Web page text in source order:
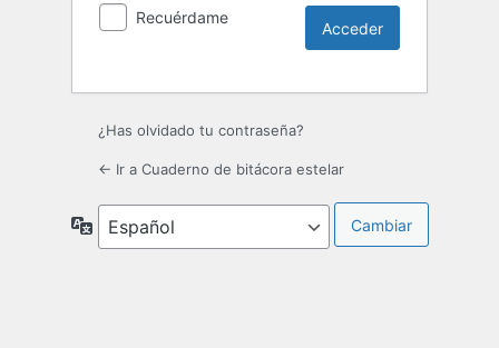
Recuérdame
¿Has olvidado tu contraseña?
← Ir a Cuaderno de bitácora estelar
Idioma